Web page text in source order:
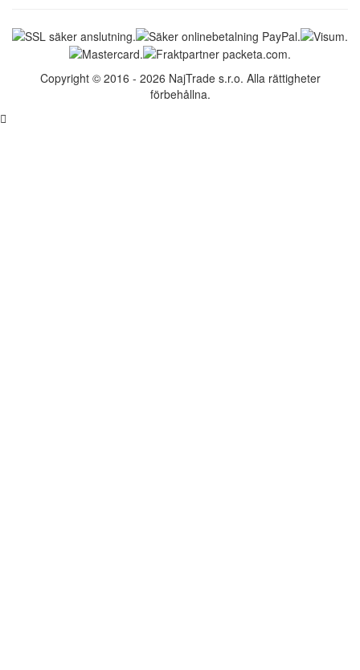
Copyright © 2016 - 2026 NajTrade s.r.o. Alla rättigheter
förbehållna.